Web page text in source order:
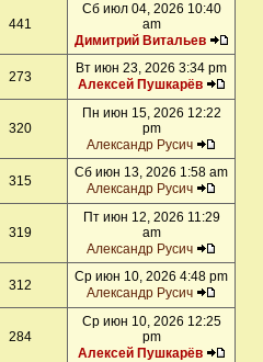
441
Сб июл 04, 2026 10:40
am
Димитрий Витальев
273
Вт июн 23, 2026 3:34 pm
Алексей Пушкарёв
320
Пн июн 15, 2026 12:22
pm
Александр Русич
315
Сб июн 13, 2026 1:58 am
Александр Русич
319
Пт июн 12, 2026 11:29
am
Александр Русич
312
Ср июн 10, 2026 4:48 pm
Александр Русич
284
Ср июн 10, 2026 12:25
pm
Алексей Пушкарёв